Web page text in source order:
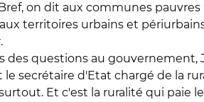
on dit aux communes
territoires urbains et
des questions au gouvernement,
secrétaire d'Etat chargé de la
Et c'est la ruralité qui paie